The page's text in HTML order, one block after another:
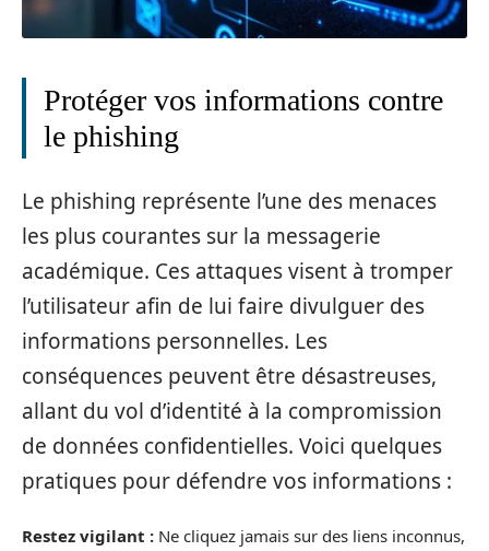
Protéger vos informations contre
le phishing
Le phishing représente l’une des menaces
les plus courantes sur la messagerie
académique. Ces attaques visent à tromper
l’utilisateur afin de lui faire divulguer des
informations personnelles. Les
conséquences peuvent être désastreuses,
allant du vol d’identité à la compromission
de données confidentielles. Voici quelques
pratiques pour défendre vos informations :
Restez vigilant : Ne cliquez jamais sur des liens inconnus,